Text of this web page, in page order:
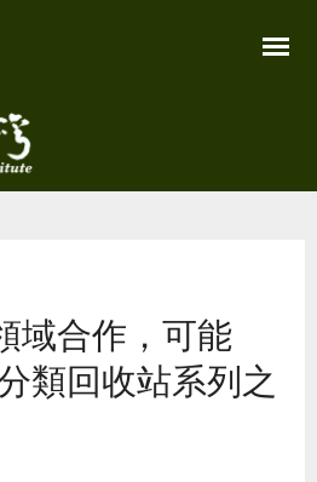
域合作，可能
類回收站系列之